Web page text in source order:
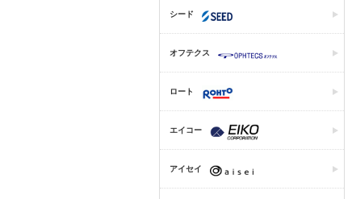
シード
オフテクス
ロート
エイコー
アイセイ